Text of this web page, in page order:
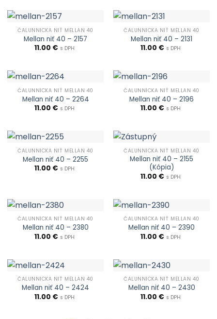
ČALUNNÍCKA NIŤ MELLAN 40
Mellan niť 40 – 2157
11.00 € s DPH
ČALUNNÍCKA NIŤ MELLAN 40
Mellan niť 40 – 2131
11.00 € s DPH
ČALUNNÍCKA NIŤ MELLAN 40
Mellan niť 40 – 2264
11.00 € s DPH
ČALUNNÍCKA NIŤ MELLAN 40
Mellan niť 40 – 2196
11.00 € s DPH
ČALUNNÍCKA NIŤ MELLAN 40
Mellan niť 40 – 2255
11.00 € s DPH
ČALUNNÍCKA NIŤ MELLAN 40
Mellan niť 40 – 2155
(Kópia)
11.00 € s DPH
ČALUNNÍCKA NIŤ MELLAN 40
Mellan niť 40 – 2380
11.00 € s DPH
ČALUNNÍCKA NIŤ MELLAN 40
Mellan niť 40 – 2390
11.00 € s DPH
ČALUNNÍCKA NIŤ MELLAN 40
Mellan niť 40 – 2424
11.00 € s DPH
ČALUNNÍCKA NIŤ MELLAN 40
Mellan niť 40 – 2430
11.00 € s DPH